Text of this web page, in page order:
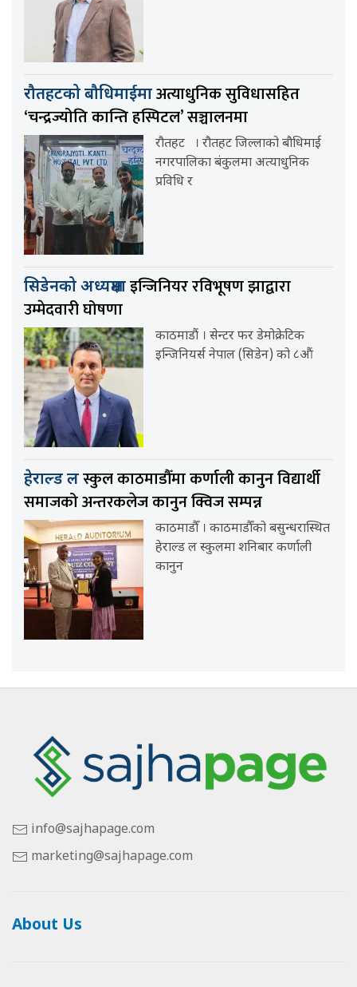
रौतहटको बौधिमाईमाअत्याधुनिक सुविधासहित
‘चन्द्रज्योति कान्ति हस्पिटल’ सञ्चालनमा
रौतहट । रौतहट जिल्लाको बौधिमाई
नगरपालिका बंकुलमा अत्याधुनिक
प्रविधि र
सिडेनको अध्यक्षमाइन्जिनियर रविभूषण झाद्वारा
उम्मेदवारी घोषणा
काठमाडौं । सेन्टर फर डेमोक्रेटिक
इन्जिनियर्स नेपाल (सिडेन) को ८औं
हेराल्ड लस्कुल काठमाडौँमा कर्णाली कानुन विद्यार्थी
समाजको अन्तरकलेज कानुन क्विज सम्पन्न
काठमाडौँ । काठमाडौँको बसुन्धरास्थित
हेराल्ड ल स्कुलमा शनिबार कर्णाली
कानुन
info@sajhapage.com
marketing@sajhapage.com
About Us